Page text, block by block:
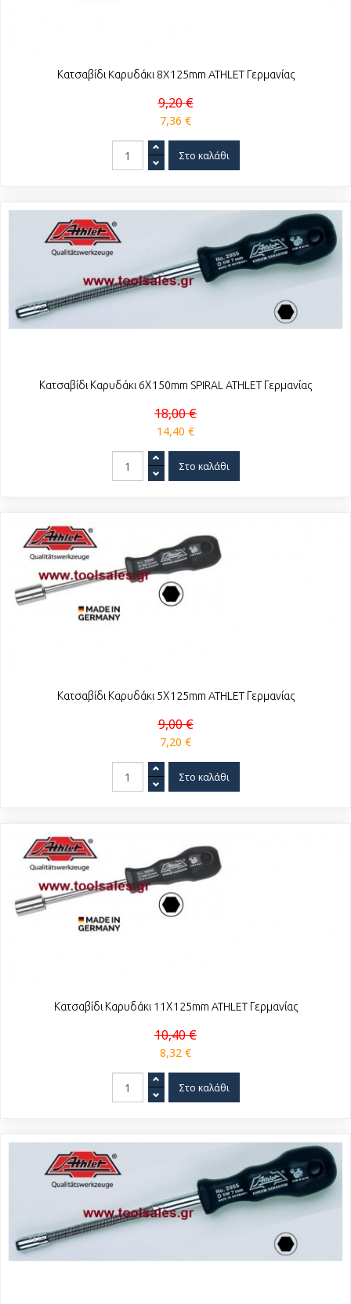
Κατσαβίδι Kαρυδάκι 8X125mm ATHLET Γερμανίας
9,20 €
7,36 €
Κατσαβίδι Καρυδάκι 6Χ150mm SPIRAL ATHLET Γερμανίας
18,00 €
14,40 €
Κατσαβίδι Καρυδάκι 5Χ125mm ATHLET Γερμανίας
9,00 €
7,20 €
Κατσαβίδι Καρυδάκι 11Χ125mm ATHLET Γερμανίας
10,40 €
8,32 €